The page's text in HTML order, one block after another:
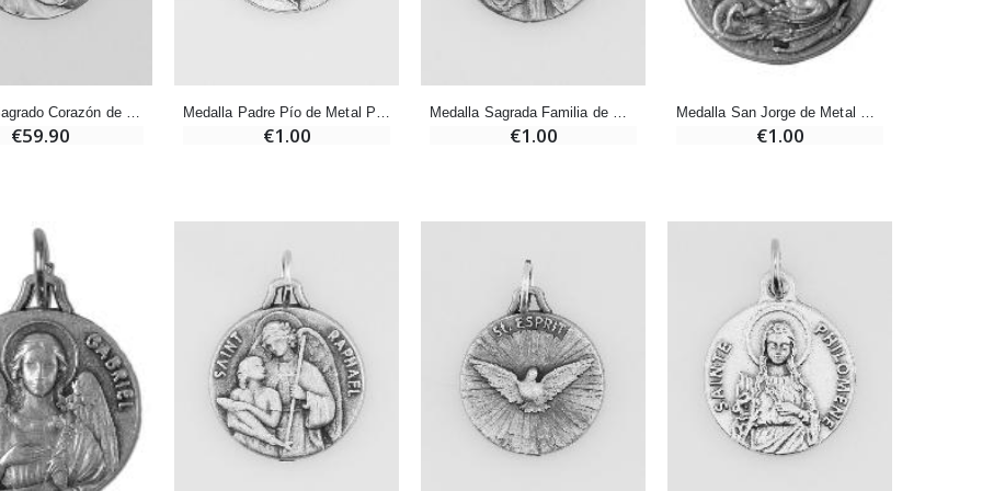
€15.00 €12.00
€7.90
-10%
Vela de Novena a San Miguel Contra el Mal - 17,5cm
€5.50 €4.95
-25%
€12.90
€130.00
€15.00 €12.00
€7.90
Vela de Novena a San Miguel Contra el Mal - 17,5cm
€5.50
€59.90 €1.00 €1.00 €1.00